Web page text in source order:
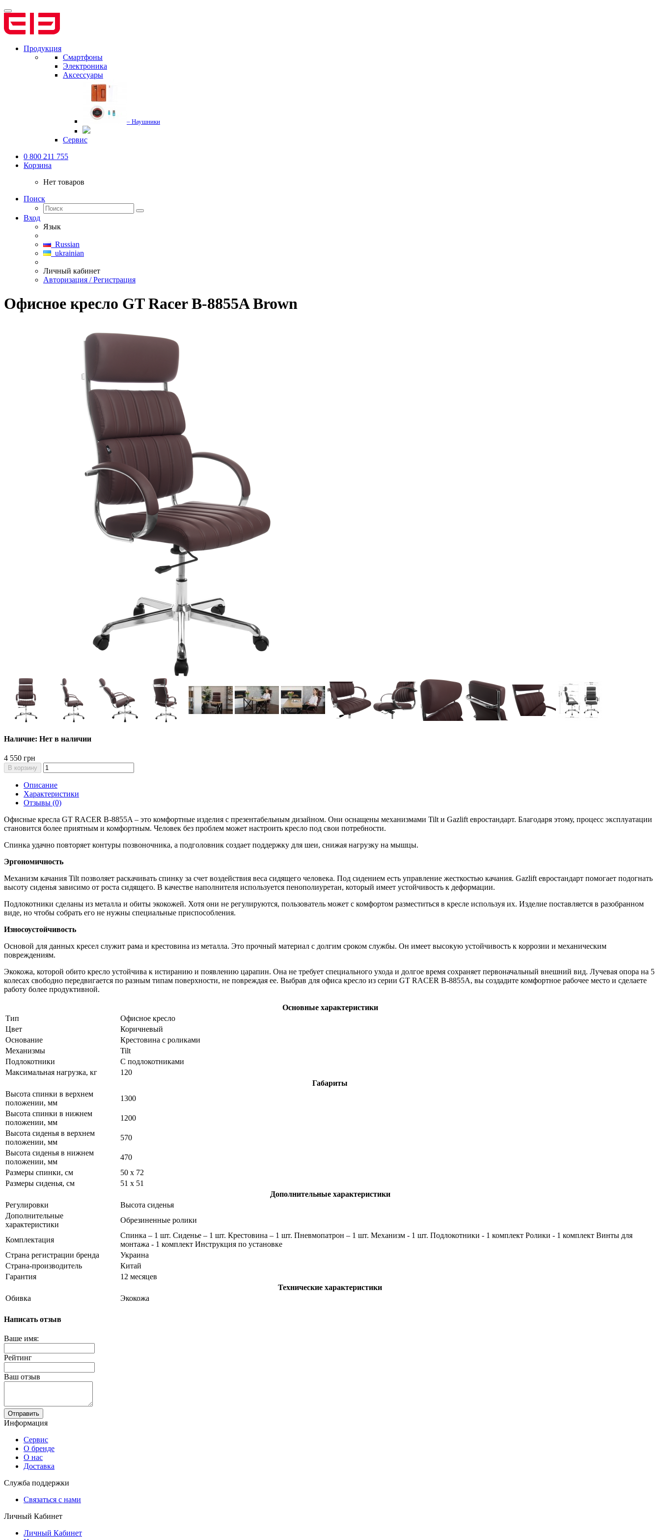
Продукция
Смартфоны
Электроника
Аксессуары
– Наушники
Сервис
0 800 211 755
Корзина
Нет товаров
Поиск
Вход
Язык
Russian
ukrainian
Личный кабинет
Авторизация / Регистрация
Офисное кресло GT Racer B-8855A Brown
Наличие: Нет в наличии
4 550 грн
В корзину
Описание
Характеристики
Отзывы (0)
Офисные кресла GT RACER B-8855A – это комфортные изделия с презентабельным дизайном. Они оснащены механизмами Tilt и Gazlift евростандарт. Благодаря этому, процесс эксплуатации
становится более приятным и комфортным. Человек без проблем может настроить кресло под свои потребности.
Спинка удачно повторяет контуры позвоночника, а подголовник создает поддержку для шеи, снижая нагрузку на мышцы.
Эргономичность
Механизм качания Tilt позволяет раскачивать спинку за счет воздействия веса сидящего человека. Под сидением есть управление жесткостью качания. Gazlift евростандарт помогает подогнать
высоту сиденья зависимо от роста сидящего. В качестве наполнителя используется пенополиуретан, который имеет устойчивость к деформации.
Подлокотники сделаны из металла и обиты экокожей. Хотя они не регулируются, пользователь может с комфортом разместиться в кресле используя их. Изделие поставляется в разобранном
виде, но чтобы собрать его не нужны специальные приспособления.
Износоустойчивость
Основой для данных кресел служит рама и крестовина из металла. Это прочный материал с долгим сроком службы. Он имеет высокую устойчивость к коррозии и механическим
повреждениям.
Экокожа, которой обито кресло устойчива к истиранию и появлению царапин. Она не требует специального ухода и долгое время сохраняет первоначальный внешний вид. Лучевая опора на 5
колесах свободно передвигается по разным типам поверхности, не повреждая ее. Выбрав для офиса кресло из серии GT RACER B-8855A, вы создадите комфортное рабочее место и сделаете
работу более продуктивной.
Основные характеристики
Тип
Офисное кресло
Цвет
Коричневый
Основание
Крестовина с роликами
Механизмы
Tilt
Подлокотники
С подлокотниками
Максимальная нагрузка, кг
120
Габариты
Высота спинки в верхнем
положении, мм
1300
Высота спинки в нижнем
положении, мм
1200
Высота сиденья в верхнем
положении, мм
570
Высота сиденья в нижнем
положении, мм
470
Размеры спинки, см
50 x 72
Размеры сиденья, см
51 x 51
Дополнительные характеристики
Регулировки
Высота сиденья
Дополнительные
характеристики
Обрезиненные ролики
Комплектация
Спинка – 1 шт. Сиденье – 1 шт. Крестовина – 1 шт. Пневмопатрон – 1 шт. Механизм - 1 шт. Подлокотники - 1 комплект Ролики - 1 комплект Винты для
монтажа - 1 комплект Инструкция по установке
Страна регистрации бренда
Украина
Страна-производитель
Китай
Гарантия
12 месяцев
Технические характеристики
Обивка
Экокожа
Написать отзыв
Ваше имя:
Рейтинг
Ваш отзыв
Отправить
Информация
Сервис
О бренде
О нас
Доставка
Служба поддержки
Связаться с нами
Личный Кабинет
Личный Кабинет